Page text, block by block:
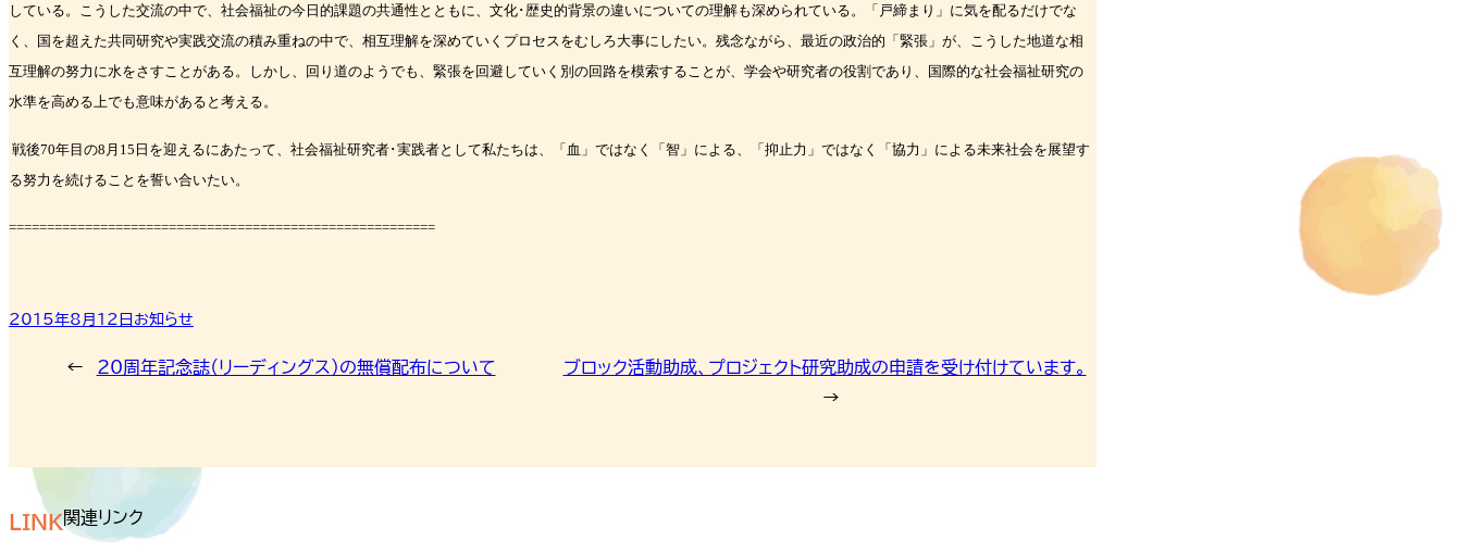
している。
こうした交流の中で、社会福祉の今日的課題の共通性とともに、文化･歴史的背景の違いについての理解も深められている。「戸締まり」に気を配るだけでな
く、国を超えた共同研究や実践交流の積み重ねの中で、相互理解を深めていくプロセスをむしろ大事にしたい。残念ながら、最近の政治的「緊張」が、こうした地道な相
互理解の努力に水をさすことがある。しかし、回り道のようでも、緊張を回避していく別の回路を模索することが、学会や研究者の役割であり、国際的な社会福祉研究の
水準を高める上でも意味があると考える。
戦後70年目の8 月 15 日を迎えるにあたって、社会福祉研究者･実践者として私たちは、「血」 ではなく「智」による、「抑止力」ではなく「協力」による未来社会を展望す
る努力を続ける ことを誓い合いたい。
========================================================
2015年8月12日 お知らせ
← 20周年記念誌（リーディングス）の無償配布について
ブロック活動助成、プロジェクト研究助成の申請を受け付けています。
→
LINK関連リンク